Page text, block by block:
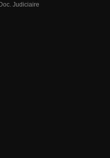
Judiciaire